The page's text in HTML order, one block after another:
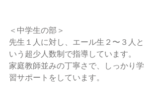
＜中学生の部＞
先生１人に対し、エール生２〜３人と
いう超少人数制で指導しています。
家庭教師並みの丁寧さで、しっかり学
習サポートをしています。